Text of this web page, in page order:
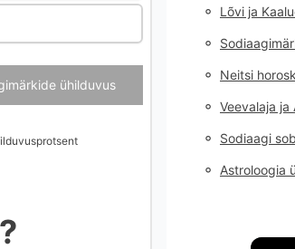
ühilduvus
?
◦ Lõvi ja
◦
◦ Neitsi
◦ Veevalaja
◦ Sodiaagi
◦ Astroloogia